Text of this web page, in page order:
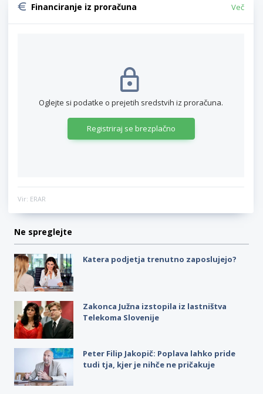
Financiranje iz proračuna Več
Oglejte si podatke o prejetih sredstvih iz proračuna.
Registriraj se brezplačno
Vir: ERAR
Ne spreglejte
Katera podjetja trenutno zaposlujejo?
Zakonca Južna izstopila iz lastništva
Telekoma Slovenije
Peter Filip Jakopič: Poplava lahko pride
tudi tja, kjer je nihče ne pričakuje